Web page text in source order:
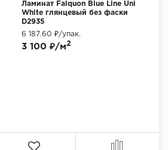
Ламинат Falquon Blue Line Uni
White глянцевый без фаски
D2935
3 100 ₽/м2
6 187.60 ₽/упак.